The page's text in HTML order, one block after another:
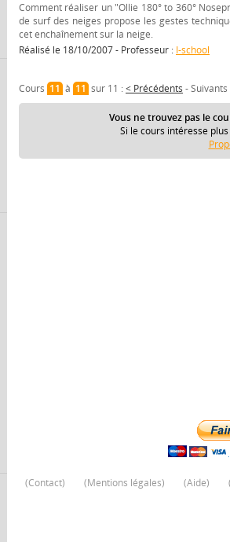
Comment réaliser un "Ollie 180° to 360°
de surf des neiges propose les gestes
cet enchaînement sur la neige.
Réalisé le 18/10/2007 - Professeur : I-school
Cours 11à 11sur 11 :< Précédents -Suivants
Vous ne trouvez pas le
Si le cours intéresse
(Contact) (Mentions légales) (Aide) (